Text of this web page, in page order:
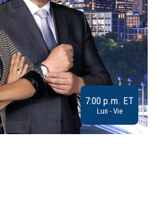
7:00 p.m. ET
Lun - Vie